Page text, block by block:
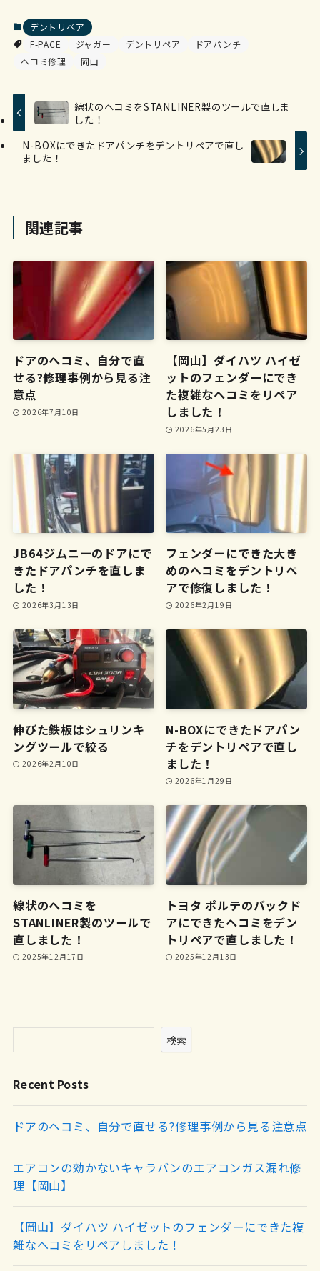
デントリペア
F-PACE
ジャガー デントリペア
ドアパンチ
ヘコミ修理
岡山
線状のヘコミをSTANLINER製のツールで直しま
した！
N-BOXにできたドアパンチをデントリペアで直し
ました！
関連記事
ドアのヘコミ、自分で直
せる?修理事例から見る注
意点
2026年7月10日
【岡山】ダイハツ ハイゼ
ットのフェンダーにでき
た複雑なヘコミをリペア
しました！
2026年5月23日
JB64ジムニーのドアにで
きたドアパンチを直しま
した！
2026年3月13日
フェンダーにできた大き
めのヘコミをデントリペ
アで修復しました！
2026年2月19日
伸びた鉄板はシュリンキ
ングツールで絞る
2026年2月10日
N-BOXにできたドアパン
チをデントリペアで直し
ました！
2026年1月29日
線状のヘコミを
STANLINER製のツールで
直しました！
2025年12月17日
トヨタ ポルテのバックド
アにできたヘコミをデン
トリペアで直しました！
2025年12月13日
検索
Recent Posts
ドアのヘコミ、自分で直せる?修理事例から見る注意点
エアコンの効かないキャラバンのエアコンガス漏れ修
理【岡山】
【岡山】ダイハツ ハイゼットのフェンダーにできた複
雑なヘコミをリペアしました！